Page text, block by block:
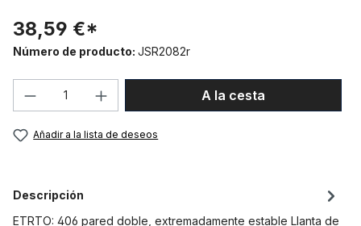
38,59 €*
Número de producto: JSR2082r
Cantidad del producto: introduce la
A la cesta
Añadir a la lista de deseos
Descripción
ETRTO: 406 pared doble, extremadamente estable Llanta de